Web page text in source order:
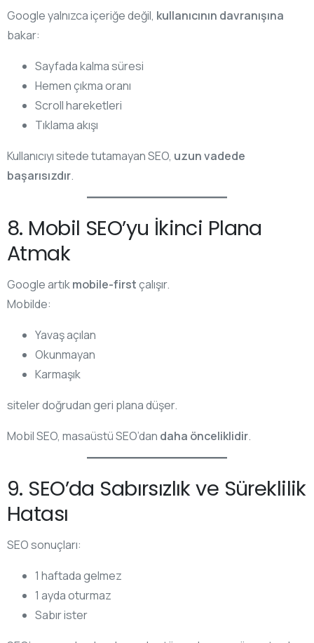
Google yalnızca içeriğe değil, kullanıcının davranışına
bakar:
Sayfada kalma süresi
Hemen çıkma oranı
Scroll hareketleri
Tıklama akışı
Kullanıcıyı sitede tutamayan SEO, uzun vadede
başarısızdır.
8. Mobil SEO’yu İkinci Plana
Atmak
Google artıkmobile-firstçalışır.
Mobilde:
Yavaş açılan
Okunmayan
Karmaşık
siteler doğrudan geri plana düşer.
Mobil SEO, masaüstü SEO’dan daha önceliklidir.
9. SEO’da Sabırsızlık ve Süreklilik
Hatası
SEO sonuçları:
1 haftada gelmez
1 ayda oturmaz
Sabır ister